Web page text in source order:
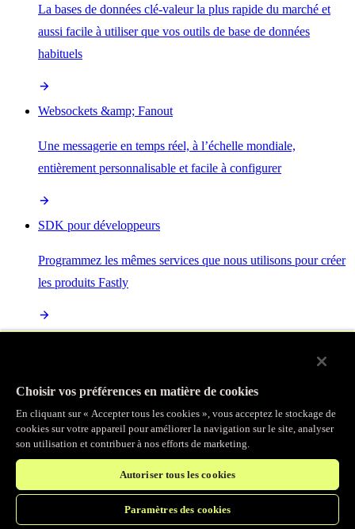
La bases de données clé-valeur la plus rapide du marché et
aussi facile à utiliser que vos outils de base de données
habituels
Websockets &amp; Fanout
Une messagerie en temps réel, à l’échelle mondiale,
entièrement personnalisable et facile à configurer
SDK pour développeurs
Programmez les mêmes services que nous utilisons pour créer
les produits Fastly
sur des normes ouvertes et intégrée à la suite complète de
produits Fastly
Accélérez vos charges de travail d’IA et gagnez en efficacité
Choisir vos préférences en matière de cookies
En cliquant sur « Accepter tous les cookies », vous acceptez le stockage de
cookies sur votre appareil pour améliorer la navigation sur le site, analyser
son utilisation et contribuer à nos efforts de marketing.
Autoriser tous les cookies
Paramètres des cookies